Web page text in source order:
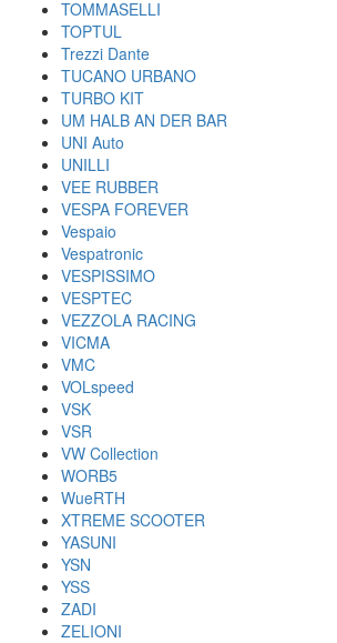
TOMMASELLI
TOPTUL
Trezzi Dante
TUCANO URBANO
TURBO KIT
UM HALB AN DER BAR
UNI Auto
UNILLI
VEE RUBBER
VESPA FOREVER
Vespaio
Vespatronic
VESPISSIMO
VESPTEC
VEZZOLA RACING
VICMA
VMC
VOLspeed
VSK
VSR
VW Collection
WORB5
WueRTH
XTREME SCOOTER
YASUNI
YSN
YSS
ZADI
ZELIONI